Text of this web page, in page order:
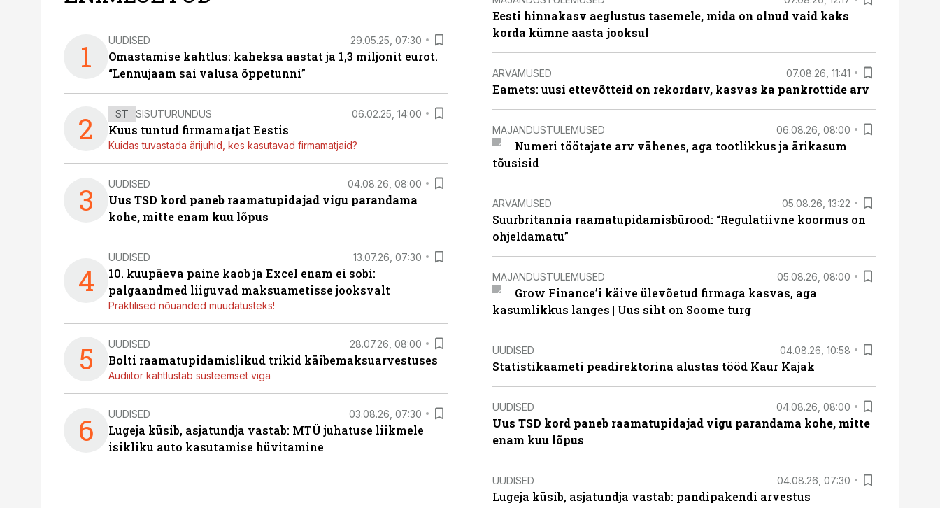
1 UUDISED 29.05.25, 07:30
Omastamise kahtlus: kaheksa aastat ja 1,3 miljonit eurot.
“Lennujaam sai valusa õppetunni”
2 ST SISUTURUNDUS 06.02.25, 14:00
Kuus tuntud firmamatjat Eestis
Kuidas tuvastada ärijuhid, kes kasutavad firmamatjaid?
3 UUDISED 04.08.26, 08:00
Uus TSD kord paneb raamatupidajad vigu parandama
kohe, mitte enam kuu lõpus
4
UUDISED 13.07.26, 07:30
10. kuupäeva paine kaob ja Excel enam ei sobi:
palgaandmed liiguvad maksuametisse jooksvalt
Praktilised nõuanded muudatusteks!
5 UUDISED 28.07.26, 08:00
Bolti raamatupidamislikud trikid käibemaksuarvestuses
Audiitor kahtlustab süsteemset viga
6 UUDISED 03.08.26, 07:30
Lugeja küsib, asjatundja vastab: MTÜ juhatuse liikmele
isikliku auto kasutamise hüvitamine
Eesti hinnakasv aeglustus tasemele, mida on olnud vaid kaks
korda kümne aasta jooksul
ARVAMUSED 07.08.26, 11:41
Eamets: uusi ettevõtteid on rekordarv, kasvas ka pankrottide arv
MAJANDUSTULEMUSED 06.08.26, 08:00
Numeri töötajate arv vähenes, aga tootlikkus ja ärikasum
tõusisid
ARVAMUSED 05.08.26, 13:22
Suurbritannia raamatupidamisbürood: “Regulatiivne koormus on
ohjeldamatu”
MAJANDUSTULEMUSED 05.08.26, 08:00
Grow Finance’i käive ülevõetud firmaga kasvas, aga
kasumlikkus langes | Uus siht on Soome turg
UUDISED 04.08.26, 10:58
Statistikaameti peadirektorina alustas tööd Kaur Kajak
UUDISED 04.08.26, 08:00
Uus TSD kord paneb raamatupidajad vigu parandama kohe, mitte
enam kuu lõpus
UUDISED 04.08.26, 07:30
Lugeja küsib, asjatundja vastab: pandipakendi arvestus